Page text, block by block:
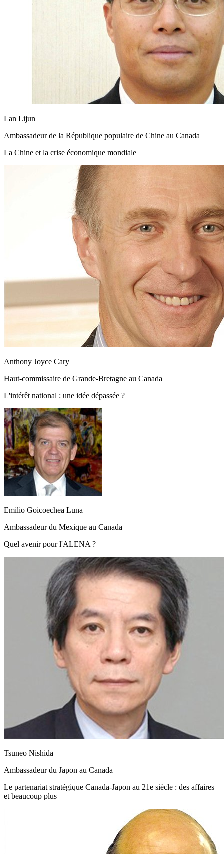
Lan Lijun
Ambassadeur de la République populaire de Chine au Canada
La Chine et la crise économique mondiale
Anthony Joyce Cary
Haut-commissaire de Grande-Bretagne au Canada
L'intérêt national : une idée dépassée ?
Emilio Goicoechea Luna
Ambassadeur du Mexique au Canada
Quel avenir pour l'ALENA ?
Tsuneo Nishida
Ambassadeur du Japon au Canada
Le partenariat stratégique Canada-Japon au 21e siècle : des affaires
et beaucoup plus